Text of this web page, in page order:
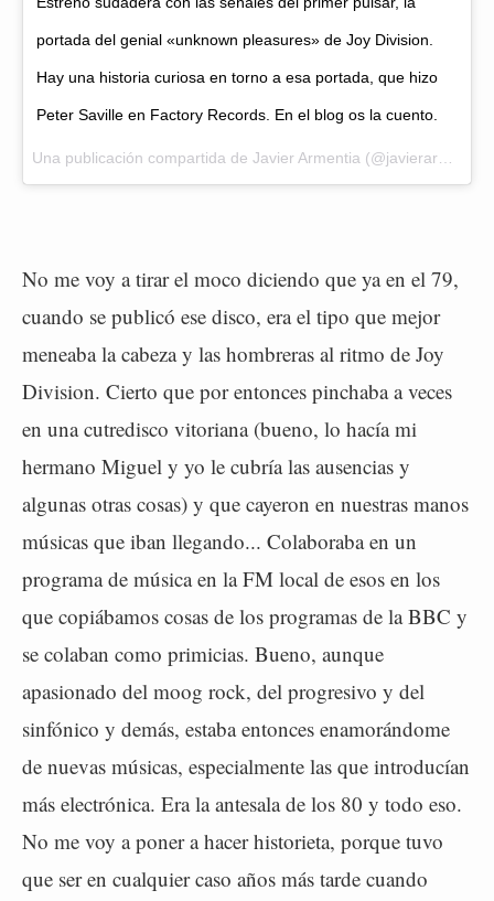
portada del genial «unknown pleasures» de Joy Division.
Hay una historia curiosa en torno a esa portada, que hizo
Peter Saville en Factory Records. En el blog os la cuento.
Una publicación compartida de Javier Armentia (@javierarmentia) el
No me voy a tirar el moco diciendo que ya en el 79,
cuando se publicó ese disco, era el tipo que mejor
meneaba la cabeza y las hombreras al ritmo de Joy
Division. Cierto que por entonces pinchaba a veces
en una cutredisco vitoriana (bueno, lo hacía mi
hermano Miguel y yo le cubría las ausencias y
algunas otras cosas) y que cayeron en nuestras manos
músicas que iban llegando... Colaboraba en un
programa de música en la FM local de esos en los
que copiábamos cosas de los programas de la BBC y
se colaban como primicias. Bueno, aunque
apasionado del moog rock, del progresivo y del
sinfónico y demás, estaba entonces enamorándome
de nuevas músicas, especialmente las que introducían
más electrónica. Era la antesala de los 80 y todo eso.
No me voy a poner a hacer historieta, porque tuvo
que ser en cualquier caso años más tarde cuando